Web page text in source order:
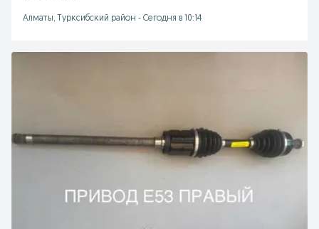
Алматы, Турксибский район - Сегодня в 10:14